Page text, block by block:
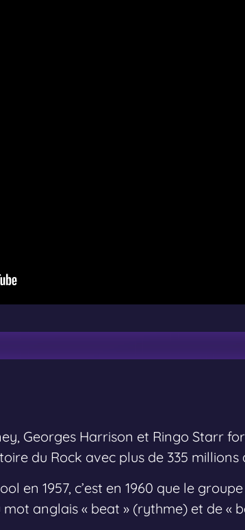
Georges Harrison et Ringo Starr
du Rock avec plus de 335
en 1957, c’est en 1960 que le
mot anglais « beat » (rythme) et de «